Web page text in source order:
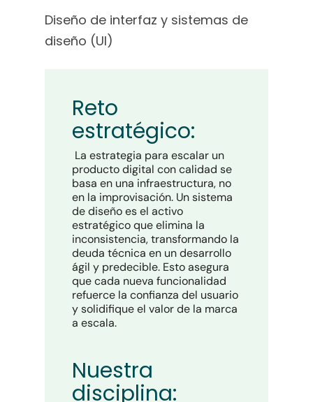
Diseño de interfaz y sistemas de
diseño (UI)
Reto
estratégico:
La estrategia para escalar un
producto digital con calidad se
basa en una infraestructura, no
en la improvisación. Un sistema
de diseño es el activo
estratégico que elimina la
inconsistencia, transformando la
deuda técnica en un desarrollo
ágil y predecible. Esto asegura
que cada nueva funcionalidad
refuerce la confianza del usuario
y solidifique el valor de la marca
a escala.
Nuestra
disciplina: